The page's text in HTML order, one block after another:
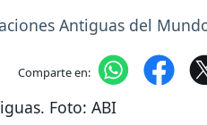
Antiguas del
Comparte en: